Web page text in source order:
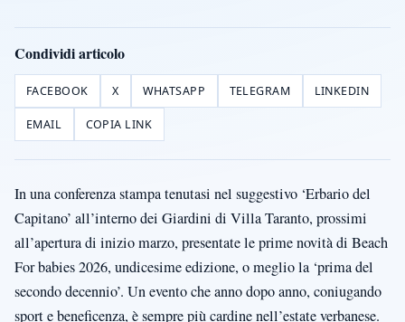
Condividi articolo
FACEBOOK X WHATSAPP TELEGRAM LINKEDIN
EMAIL COPIA LINK
In una conferenza stampa tenutasi nel suggestivo ‘Erbario del
Capitano’ all’interno dei Giardini di Villa Taranto, prossimi
all’apertura di inizio marzo, presentate le prime novità di Beach
For babies 2026, undicesime edizione, o meglio la ‘prima del
secondo decennio’. Un evento che anno dopo anno, coniugando
sport e beneficenza, è sempre più cardine nell’estate verbanese.